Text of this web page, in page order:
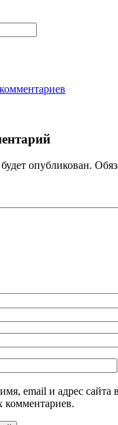
опубликован.
email и адрес сайта